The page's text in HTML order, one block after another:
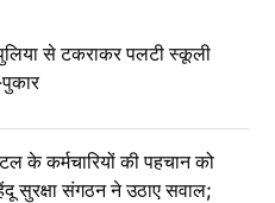
से टकराकर पलटी स्कूली
के कर्मचारियों की पहचान को
सुरक्षा संगठन ने उठाए सवाल;